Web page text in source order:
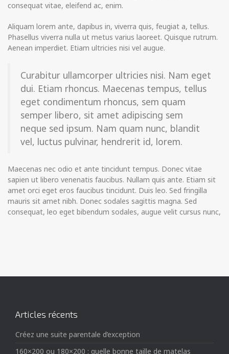
consequat vitae, eleifend ac, enim.
Aliquam lorem ante, dapibus in, viverra quis, feugiat a, tellus.
Phasellus viverra nulla ut metus varius laoreet. Quisque rutrum.
Aenean imperdiet. Etiam ultricies nisi vel augue.
Curabitur ullamcorper ultricies nisi. Nam eget
dui. Etiam rhoncus. Maecenas tempus, tellus
eget condimentum rhoncus, sem quam
semper libero, sit amet adipiscing sem
neque sed ipsum. Nam quam nunc, blandit
vel, luctus pulvinar, hendrerit id, lorem.
Maecenas nec odio et ante tincidunt tempus. Donec vitae
sapien ut libero venenatis faucibus. Nullam quis ante. Etiam sit
amet orci eget eros faucibus tincidunt. Duis leo. Sed fringilla
mauris sit amet nibh. Donec sodales sagittis magna. Sed
consequat, leo eget bibendum sodales, augue velit cursus nunc,
Articles récents
Créez une suite parentale d’exception
160×200 ou 180×200 : quelle bonne taille de matelas